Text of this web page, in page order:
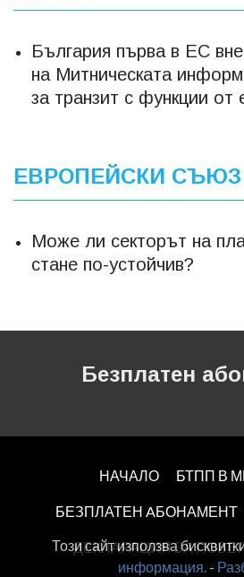
България първа в ЕС
на Митническата
за транзит с функции от
ЕВРОПЕЙСКИ СЪЮЗ
Може ли секторът на
стане по-устойчив?
Безплатен
НАЧАЛО БТПП В
БЕЗПЛАТЕН AБОНАМЕНТ
ДЕКЛАРАЦИЯ ЗА
Този сайт използва
информация.-